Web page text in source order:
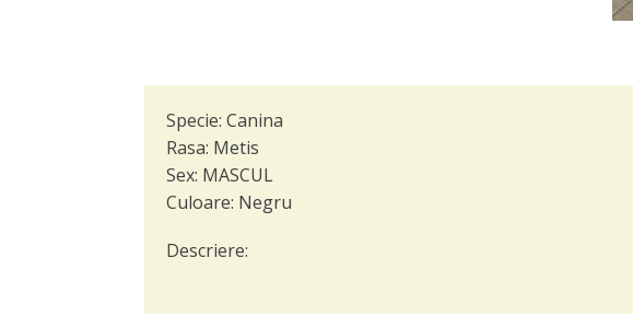
Specie: Canina
Rasa: Metis
Sex: MASCUL
Culoare: Negru
Descriere: